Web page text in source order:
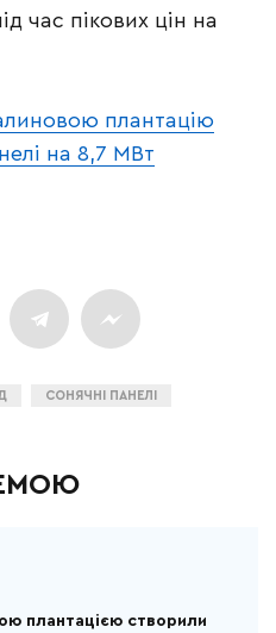
час пікових цін на
плантацію
на 8,7 МВт
СОНЯЧНІ ПАНЕЛІ
плантацією створили